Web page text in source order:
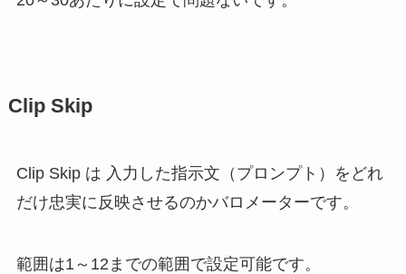
Clip Skip
Clip Skip は 入力した指示文（プロンプト）をどれ
だけ忠実に反映させるのかバロメーターです。
範囲は1～12までの範囲で設定可能です。